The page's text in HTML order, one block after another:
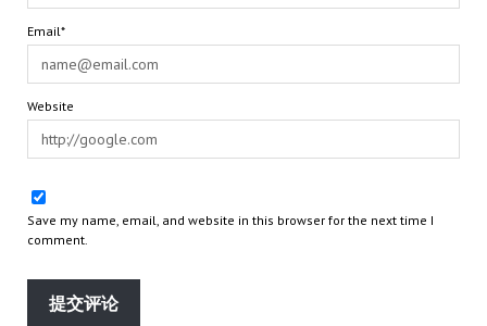
Email*
Website
Save my name, email, and website in this browser for the next time I
comment.